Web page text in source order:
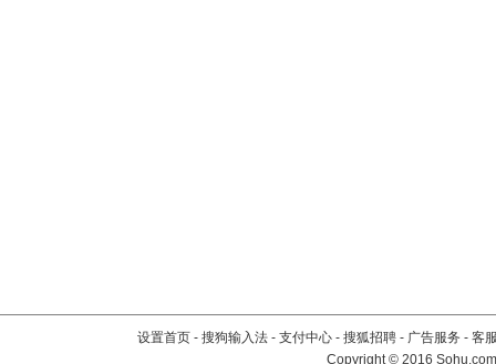
设置首页 - 搜狗输入法 - 支付中心 - 搜狐招聘 - 广告服务 - 客
Copyright©2016